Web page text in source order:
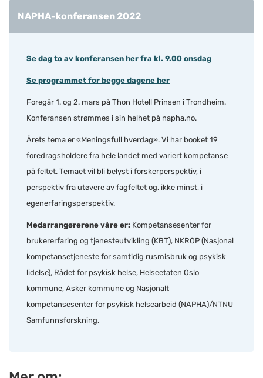
NAPHA-konferansen 2022
Se dag to av konferansen her fra kl. 9.00 onsdag
Se programmet for begge dagene her
Foregår 1. og 2. mars på Thon Hotell Prinsen i Trondheim.
Konferansen strømmes i sin helhet på napha.no.
Årets tema er «Meningsfull hverdag». Vi har booket 19
foredragsholdere fra hele landet med variert kompetanse
på feltet. Temaet vil bli belyst i forskerperspektiv, i
perspektiv fra utøvere av fagfeltet og, ikke minst, i
egenerfaringsperspektiv.
Medarrangørerene våre er: Kompetansesenter for
brukererfaring og tjenesteutvikling (KBT), NKROP (Nasjonal
kompetansetjeneste for samtidig rusmisbruk og psykisk
lidelse), Rådet for psykisk helse, Helseetaten Oslo
kommune, Asker kommune og Nasjonalt
kompetansesenter for psykisk helsearbeid (NAPHA)/NTNU
Samfunnsforskning.